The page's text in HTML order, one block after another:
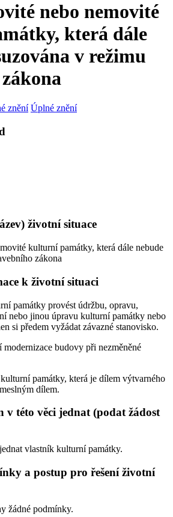
nebo nemovité
která dále
v režimu
znění Úplné znění
životní situace
kulturní památky, která dále nebude
zákona
k životní situaci
památky provést údržbu, opravu,
nebo jinou úpravu kulturní památky nebo
si předem vyžádat závazné stanovisko.
modernizace budovy při nezměněné
památky, která je dílem výtvarného
dílem.
v této věci jednat (podat žádost
vlastník kulturní památky.
a postup pro řešení životní
žádné podmínky.